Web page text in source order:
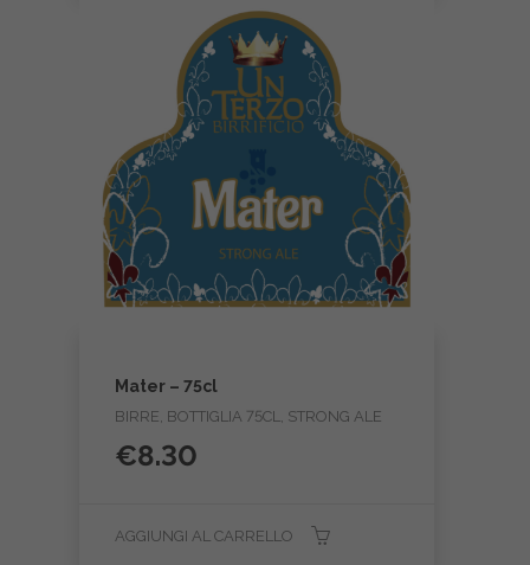
Mater – 75cl
BIRRE, BOTTIGLIA 75CL, STRONG ALE
€8.30
AGGIUNGI AL CARRELLO